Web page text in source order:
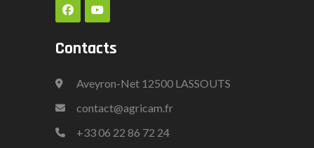
Contacts
Aveyron-Net 12500 LASSOUTS
contact@agricam.fr
+3306 22 86 72 24